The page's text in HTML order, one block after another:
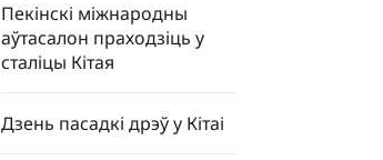
Пекінскі міжнародны
аўтасалон праходзіць у
сталіцы Кітая
Дзень пасадкі дрэў у Кітаі